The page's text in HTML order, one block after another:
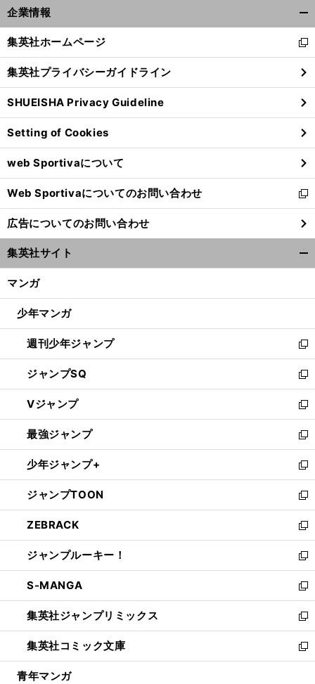
企業情報
閉
る
集英社ホームページ
新
し
い
ウ
ィ
ン
ド
ウ
で
開
く
集英社プライバシーガイドライン
SHUEISHA Privacy Guideline
Setting of Cookies
web Sportivaについて
Web Sportivaについてのお問い合わせ
新
し
い
ウ
ィ
ン
ウ
開
く
広告についてのお問い合わせ
集英社サイト
マンガ
少年マンガ
週刊少年ジャンプ
新
し
い
ウ
ィ
ン
ド
ウ
で
開
く
ジャンプSQ
新
し
い
ウ
ィ
ン
ド
ウ
で
開
く
Vジャンプ
新
し
い
ウ
ィ
ン
ド
ウ
で
開
く
最強ジャンプ
新
し
い
ウ
ィ
ン
ド
ウ
で
開
く
少年ジャンプ+
新
し
い
ウ
ィ
ン
ド
ウ
で
開
く
ジャンプTOON
新
し
い
ウ
ィ
ン
ド
ウ
で
開
く
ZEBRACK
新
し
い
ウ
ィ
ン
ド
ウ
で
開
ジャンプルーキー！
新
し
い
ウ
ィ
ン
ド
ウ
S-MANGA
新
し
い
ウ
ィ
ン
集英社ジャンプリミックス
新
し
い
ウ
集英社コミック文庫
新
し
青年マンガ